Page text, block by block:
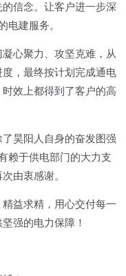
信念。让客户进一步深
电建服务。
心聚力、攻坚克难，从
，最终按计划完成通电
效上都得到了客户的高
昊阳人自身的奋发图强
赖于供电部门的大力支
由衷感谢。
益求精，用心交付每一
强的电力保障！